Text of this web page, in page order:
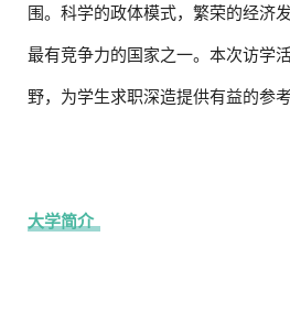
围。科学的政体模式，繁荣的经济
最有竞争力的国家之一。本次访学
野，为学生求职深造提供有益的参考
大学简介